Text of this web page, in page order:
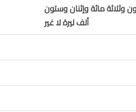
وثلاثة مائة وإثنان وستون
ألف ليرة لا غير